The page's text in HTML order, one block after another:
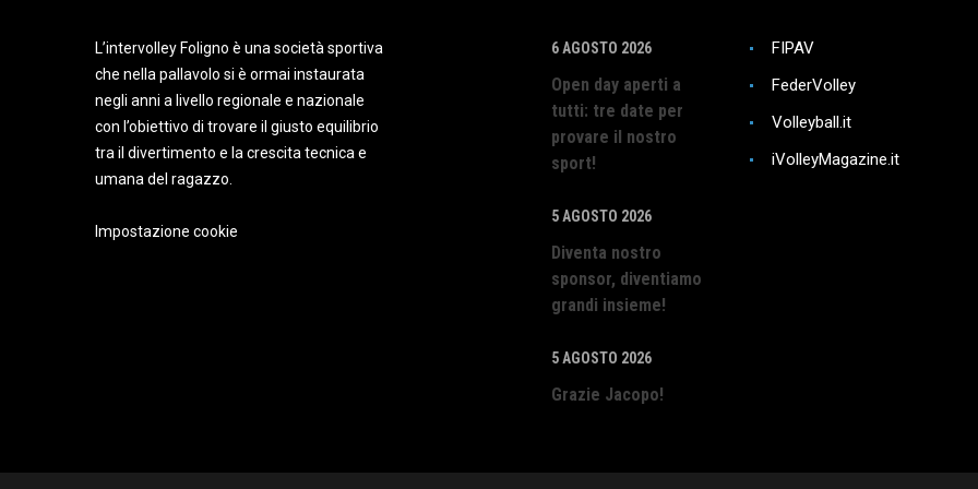
L’intervolley Foligno è una società sportiva
che nella pallavolo si è ormai instaurata
negli anni a livello regionale e nazionale
con l’obiettivo di trovare il giusto equilibrio
tra il divertimento e la crescita tecnica e
umana del ragazzo.
Impostazione cookie
6 AGOSTO 2026
Open day aperti a
tutti: tre date per
provare il nostro
sport!
5 AGOSTO 2026
Diventa nostro
sponsor, diventiamo
grandi insieme!
5 AGOSTO 2026
Grazie Jacopo!
FIPAV
FederVolley
Volleyball.it
iVolleyMagazine.it
Funzionali
I cookie funzionali aiutano a svolgere determinate funzionalità come la condivisione del contenuto del sito Web su piattaforme di
Performance
I cookie per le prestazioni vengono utilizzati per comprendere e analizzare gli indici chiave delle prestazioni del sito Web che aiutano a
I cookie analitici vengono utilizzati per capire come i visitatori interagiscono con il sito web. Questi cookie aiutano a fornire
I cookie pubblicitari vengono utilizzati per fornire ai visitatori annunci e campagne di marketing pertinenti. Questi cookie tracciano i
Altri cookie